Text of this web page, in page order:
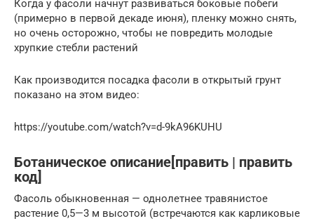
Когда у фасоли начнут развиваться боковые побеги
(примерно в первой декаде июня), пленку можно снять,
но очень осторожно, чтобы не повредить молодые
хрупкие стебли растений
Как производится посадка фасоли в открытый грунт
показано на этом видео:
https://youtube.com/watch?v=d-9kA96KUHU
Ботаническое описание[править | править
код]
Фасоль обыкновенная — однолетнее травянистое
растение 0,5—3 м высотой (встречаются как карликовые